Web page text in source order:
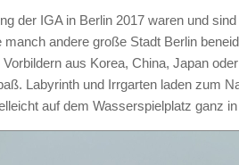
der IGA in Berlin 2017 waren und sind
andere große Stadt Berlin
aus Korea, China, Japan
Labyrinth und Irrgarten laden zum
auf dem Wasserspielplatz ganz